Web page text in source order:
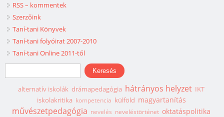
RSS – kommentek
Szerzőink
Taní-tani Könyvek
Taní-tani folyóirat 2007-2010
Taní-tani Online 2011-től
Keresés űrlap
Keresés
alternatív iskolák drámapedagógia hátrányos helyzet IKT
iskolakritika kompetencia külföld magyartanítás
művészetpedagógia nevelés neveléstörténet oktatáspolitika